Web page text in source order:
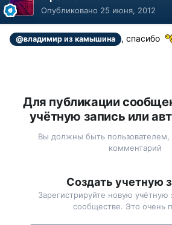
Опубликовано 25 июня, 2012
@владимир из камышина , спасибо
Для публикации
учётную запись или
Вы должны быть пользователем,
комментарий
Создать учетную
Зарегистрируйте новую учётную
сообществе. Это очень